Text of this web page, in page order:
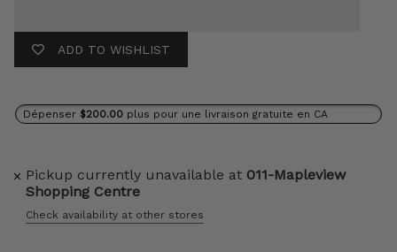
ADD TO WISHLIST
Dépenser $200.00 plus pour une livraison gratuite en CA
Pickup currently unavailable at 011-Mapleview
Shopping Centre
Check availability at other stores